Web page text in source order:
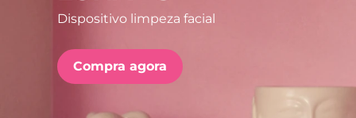
Dispositivo limpeza facial
Compra agora
issa™ Teeth Whitening Set